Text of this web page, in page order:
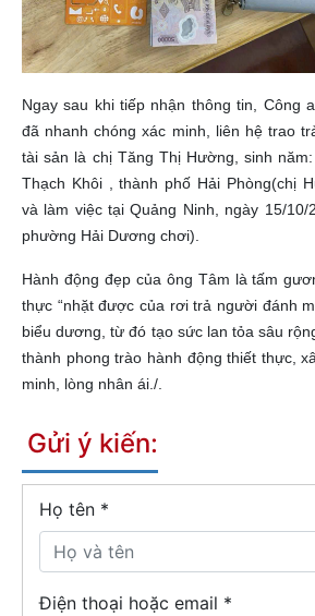
Ngay sau khi tiếp nhận thông tin, Công
đã nhanh chóng xác minh, liên hệ trao
tài sản là chị Tăng Thị Hường, sinh
Thạch Khôi , thành phố Hải Phòng(chị
và làm việc tại Quảng Ninh, ngày 15/
phường Hải Dương chơi).
Hành động đẹp của ông Tâm là tấm
thực “nhặt được của rơi trả người đánh
biểu dương, từ đó tạo sức lan tỏa sâu
thành phong trào hành động thiết thực,
minh, lòng nhân ái./.
Gửi ý kiến:
Họ tên *
Điện thoại hoặc email *